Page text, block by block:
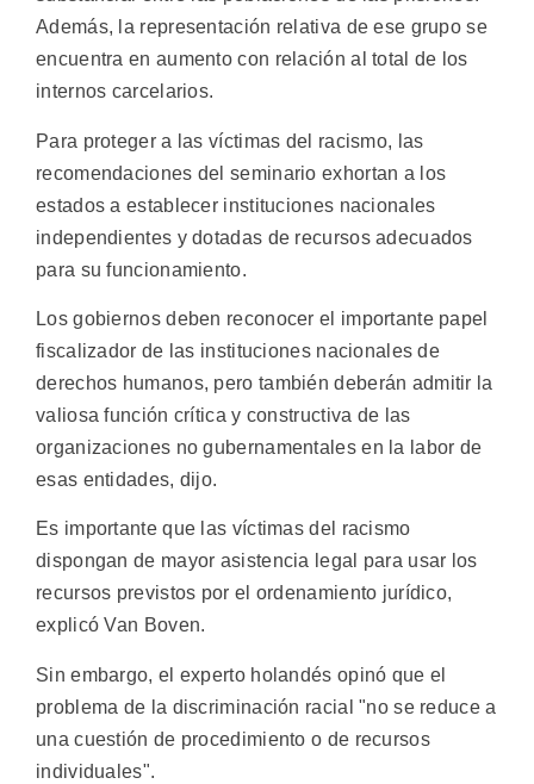
Además, la representación relativa de ese grupo se
encuentra en aumento con relación al total de los
internos carcelarios.
Para proteger a las víctimas del racismo, las
recomendaciones del seminario exhortan a los
estados a establecer instituciones nacionales
independientes y dotadas de recursos adecuados
para su funcionamiento.
Los gobiernos deben reconocer el importante papel
fiscalizador de las instituciones nacionales de
derechos humanos, pero también deberán admitir la
valiosa función crítica y constructiva de las
organizaciones no gubernamentales en la labor de
esas entidades, dijo.
Es importante que las víctimas del racismo
dispongan de mayor asistencia legal para usar los
recursos previstos por el ordenamiento jurídico,
explicó Van Boven.
Sin embargo, el experto holandés opinó que el
problema de la discriminación racial "no se reduce a
una cuestión de procedimiento o de recursos
individuales".